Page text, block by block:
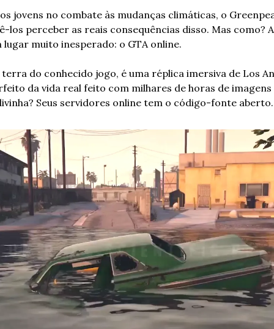
jovens no combate às mudanças climáticas, o
los perceber as reais consequências disso. Mas como?
lugar muito inesperado: o GTA online.
terra do conhecido jogo, é uma réplica imersiva de Los
da vida real feito com milhares de horas de imagens
Seus servidores online tem o código-fonte aberto.